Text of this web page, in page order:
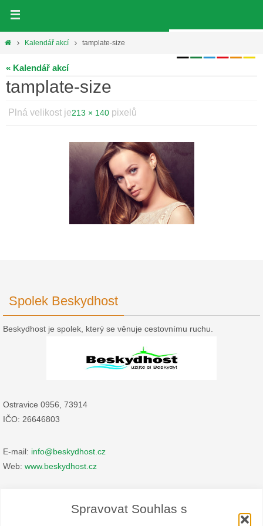
Spravovat Souhlas s
obsahHomeKalendář akcí tamplate-size
« Kalendář akcí
tamplate-size
Plná velikost je213 × 140 pixelů
Spolek Beskydhost
Beskydhost je spolek, který se věnuje cestovnímu ruchu.
Ostravice 0956, 73914
IČO: 26646803
E-mail: info@beskydhost.cz
Web: www.beskydhost.cz